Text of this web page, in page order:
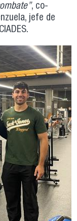
, co-
jefe de